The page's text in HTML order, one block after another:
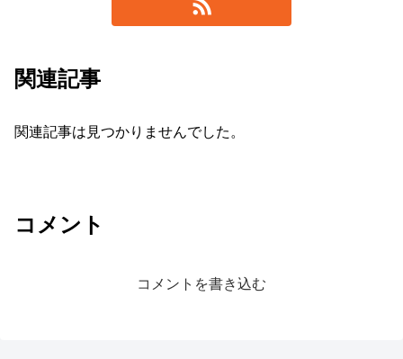
関連記事
関連記事は見つかりませんでした。
コメント
コメントを書き込む